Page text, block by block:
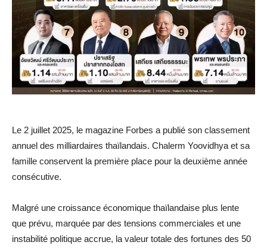
Le 2 juillet 2025, le magazine Forbes a publié son classement
annuel des milliardaires thaïlandais. Chalerm Yoovidhya et sa
famille conservent la première place pour la deuxième année
consécutive.
Malgré une croissance économique thaïlandaise plus lente
que prévu, marquée par des tensions commerciales et une
instabilité politique accrue, la valeur totale des fortunes des 50